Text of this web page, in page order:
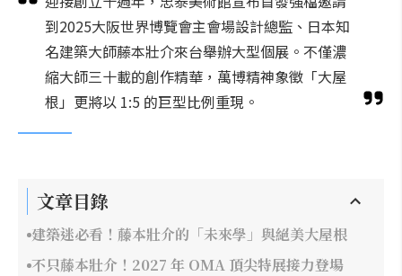
到2025大阪世界博覽會主會場設計總監、日本知
名建築大師藤本壯介來台舉辦大型個展。不僅濃
縮大師三十載的創作精華，萬博精神象徵「大屋
根」更將以 1:5 的巨型比例重現。
文章目錄
建築迷必看！藤本壯介的「未來學」與絕美大屋根
不只藤本壯介！2027 年 OMA 頂尖特展接力登場